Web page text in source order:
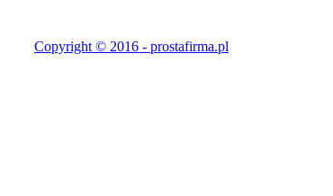
Copyright © 2016 - prostafirma.pl